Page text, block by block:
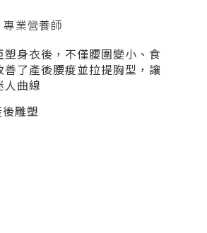
專業營養師
塑身衣後，不僅腰圍變小、食
善了產後腰痠並拉提胸型，讓
人曲線
雕塑